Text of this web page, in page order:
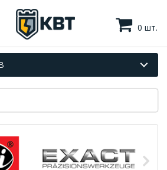
0 шт.